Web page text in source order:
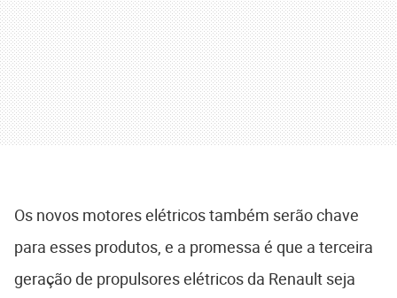
Os novos motores elétricos também serão chave
para esses produtos, e a promessa é que a terceira
geração de propulsores elétricos da Renault seja